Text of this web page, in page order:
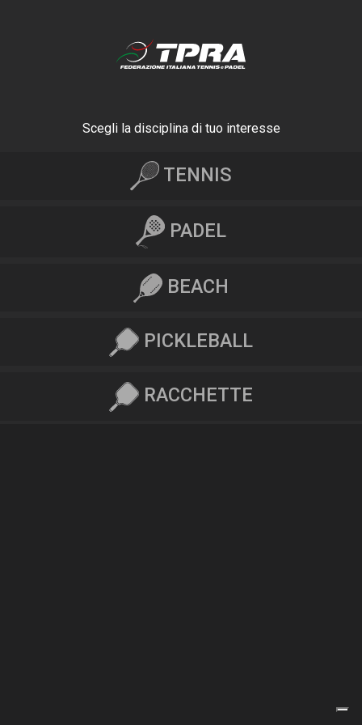
Scegli la disciplina di tuo interesse
TENNIS
PADEL
BEACH
PICKLEBALL
RACCHETTE